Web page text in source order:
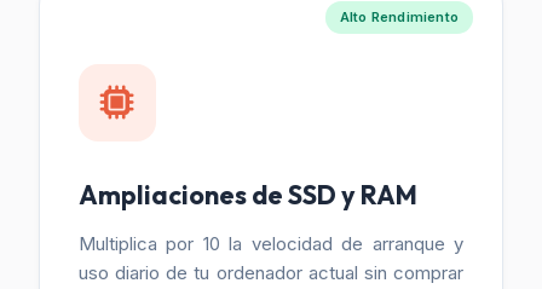
Alto Rendimiento
Ampliaciones de SSD y RAM
Multiplica por 10 la velocidad de arranque y
uso diario de tu ordenador actual sin comprar